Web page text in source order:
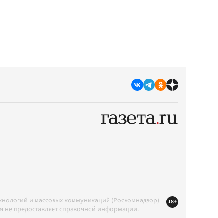
и массовых коммуникаций (Роскомнадзор)
не предоставляет справочной информации.
18+